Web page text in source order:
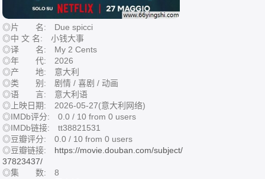
◎片 名: Due spicci
◎中 文 名: 小钱大事
◎译 名: My 2 Cents
◎年 代: 2026
◎产 地: 意大利
◎类 别: 剧情 / 喜剧 / 动画
◎语 言: 意大利语
◎上映日期: 2026-05-27(意大利网络)
◎IMDb评分: 0.0 / 10 from 0 users
◎IMDb链接: tt38821531
◎豆瓣评分: 0.0 / 10 from 0 users
◎豆瓣链接: https://movie.douban.com/subject/
37823437/
◎集 数: 8